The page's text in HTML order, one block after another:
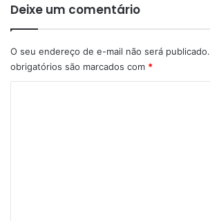
Deixe um comentário
O seu endereço de e-mail não será publicado.
obrigatórios são marcados com *